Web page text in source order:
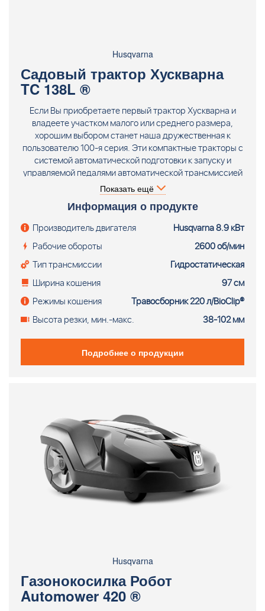
Husqvarna
Садовый трактор Хускварна
TC 138L ®
Если Вы приобретаете первый трактор Хускварна и
владеете участком малого или среднего размера,
хорошим выбором станет наша дружественная к
пользователю 100-я серия. Эти компактные тракторы с
системой автоматической подготовки к запуску и
управляемой педалями автоматической трансмиссией
идеально подходят для начинающих пользователей
благодаря легкому и безопасному управлению.
HUSQVARNA TC 138L сконструирован для частных
пользователей, которые хотят иметь легкий в
управлении дружественный трактор с травосборником
на 220 литров. Идеальный выбор Хускварана TC 138 L
для участков средних размеров с узкими проходами и
ограниченными областями. Ширина кошения 97 см.
Диаметр не скошенного круга* 107 см.
Показать ещё
Информация о продукте
Производитель двигателя
Husqvarna 8.9 кВт
Рабочие обороты
2600 об/мин
Тип трансмиссии
Гидростатическая
Ширина кошения
97 см
Режимы кошения
Травосборник 220 л/BioClip®
Высота резки, мин.-макс.
38-102 мм
Подробнее о продукции
Husqvarna
Газонокосилка Робот
Automower 420 ®